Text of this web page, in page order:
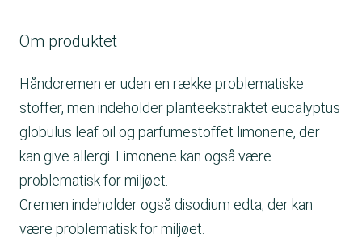
Om produktet
Håndcremen er uden en række problematiske
stoffer, men indeholder planteekstraktet eucalyptus
globulus leaf oil og parfumestoffet limonene, der
kan give allergi. Limonene kan også være
problematisk for miljøet.
Cremen indeholder også disodium edta, der kan
være problematisk for miljøet.